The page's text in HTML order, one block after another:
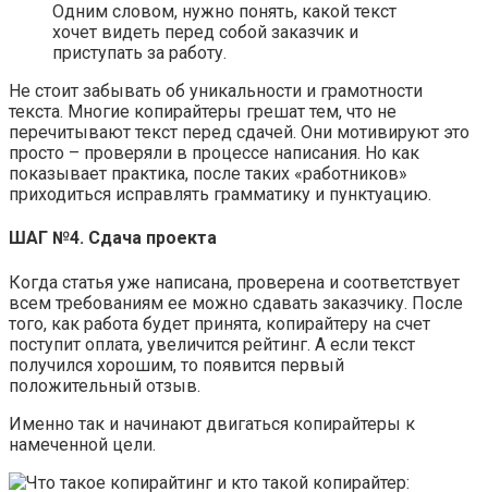
Одним словом, нужно понять, какой текст
хочет видеть перед собой заказчик и
приступать за работу.
Не стоит забывать об уникальности и грамотности
текста. Многие копирайтеры грешат тем, что не
перечитывают текст перед сдачей. Они мотивируют это
просто – проверяли в процессе написания. Но как
показывает практика, после таких «работников»
приходиться исправлять грамматику и пунктуацию.
ШАГ №4. Сдача проекта
Когда статья уже написана, проверена и соответствует
всем требованиям ее можно сдавать заказчику. После
того, как работа будет принята, копирайтеру на счет
поступит оплата, увеличится рейтинг. А если текст
получился хорошим, то появится первый
положительный отзыв.
Именно так и начинают двигаться копирайтеры к
намеченной цели.